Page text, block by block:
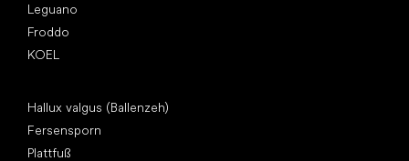
Leguano
Froddo
KOEL
Hallux valgus (Ballenzeh)
Fersensporn
Plattfuß